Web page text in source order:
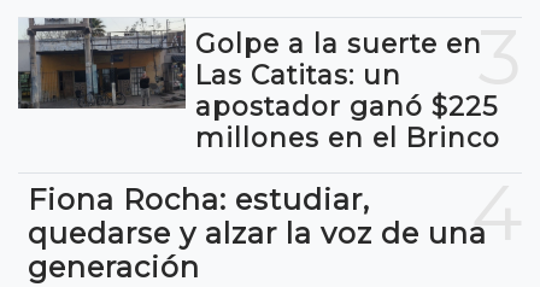
3
Golpe a la suerte en
Las Catitas: un
apostador ganó $225
millones en el Brinco
4
Fiona Rocha: estudiar,
quedarse y alzar la voz de una
generación